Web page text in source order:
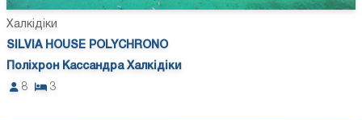
Халкідіки
SILVIA HOUSE POLYCHRONO
Поліхрон Кассандра Халкідіки
8
3